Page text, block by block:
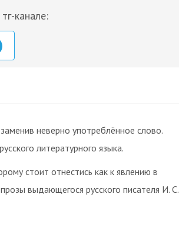
канале:
неверно употреблённое слово.
литературного языка.
стоит отнестись как к явлению в
выдающегося русского писателя И. С.